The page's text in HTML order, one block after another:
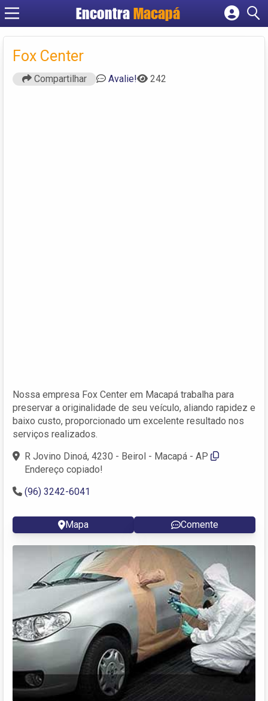
EncontraMacapá
Cadastrar empresa
Fox Center
Compartilhar Avalie! 242
Nossa empresa Fox Center em Macapá trabalha para
preservar a originalidade de seu veículo, aliando rapidez e
baixo custo, proporcionado um excelente resultado nos
serviços realizados.
R Jovino Dinoá, 4230 - Beirol - Macapá - AP
Endereço copiado!
(96) 3242-6041
Mapa Comente